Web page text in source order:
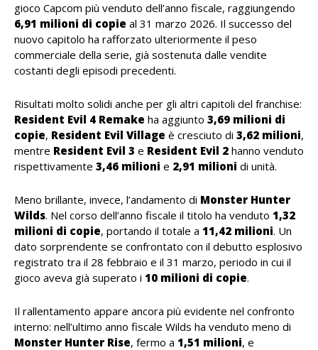
gioco Capcom più venduto dell’anno fiscale, raggiungendo
6,91 milioni di copie al 31 marzo 2026. Il successo del
nuovo capitolo ha rafforzato ulteriormente il peso
commerciale della serie, già sostenuta dalle vendite
costanti degli episodi precedenti.
Risultati molto solidi anche per gli altri capitoli del franchise:
Resident Evil 4 Remake ha aggiunto 3,69 milioni di
copie, Resident Evil Village è cresciuto di 3,62 milioni,
mentre Resident Evil 3 e Resident Evil 2 hanno venduto
rispettivamente 3,46 milioni e 2,91 milioni di unità.
Meno brillante, invece, l’andamento di Monster Hunter
Wilds. Nel corso dell’anno fiscale il titolo ha venduto 1,32
milioni di copie, portando il totale a 11,42 milioni. Un
dato sorprendente se confrontato con il debutto esplosivo
registrato tra il 28 febbraio e il 31 marzo, periodo in cui il
gioco aveva già superato i 10 milioni di copie.
Il rallentamento appare ancora più evidente nel confronto
interno: nell’ultimo anno fiscale Wilds ha venduto meno di
Monster Hunter Rise, fermo a 1,51 milioni, e